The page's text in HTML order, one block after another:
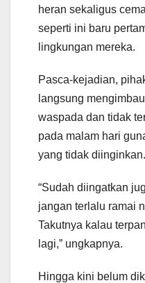
heran sekaligus
seperti ini baru
lingkungan mereka.
Pasca-kejadian,
langsung
waspada dan tidak
pada malam hari
yang tidak diinginkan.
“Sudah diingatkan
jangan terlalu ramai
Takutnya kalau
lagi,” ungkapnya.
Hingga kini belum